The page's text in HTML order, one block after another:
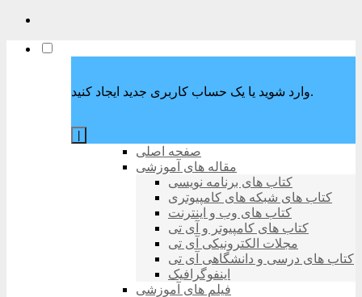
وارد شوید یا یک حساب کاربری جدید ایجاد کنید.
صفحه اصلی
مقاله های آموزشی
کتاب های برنامه نویسی
کتاب های شبکه های کامپیوتری
کتاب های وب و اینترنت
کتاب های کامپیوتر و آی تی
مجلات الکترونیکی آی تی
کتاب های درسی و دانشگاهی آی تی
اینفوگرافیک
فیلم های آموزشی